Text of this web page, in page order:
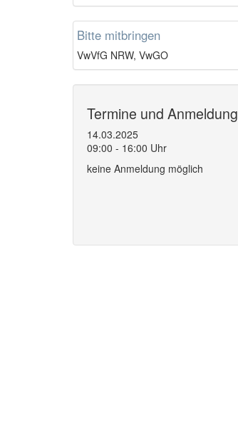
Bitte mitbringen
VwVfG NRW, VwGO
Termine und Anmeldung
14.03.2025
09:00 - 16:00 Uhr
keine Anmeldung möglich